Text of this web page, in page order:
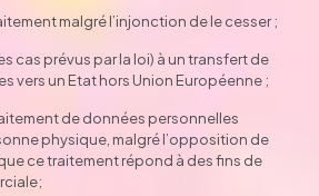
malgré l’injonction de le cesser ;
cas prévus par la loi) à un transfert de
vers un Etat hors Union Européenne ;
de données personnelles
physique, malgré l’opposition de
ce traitement répond à des fins de